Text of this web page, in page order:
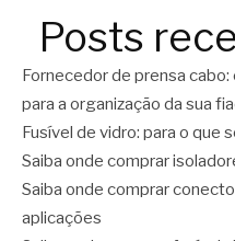
Posts
Fornecedor de prensa
para a organização da sua
Fusível de vidro: para o que
Saiba onde comprar
Saiba onde comprar
aplicações